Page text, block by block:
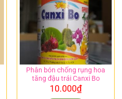
Phân bón chống rụng hoa
tăng đậu trái Canxi Bo
10.000₫